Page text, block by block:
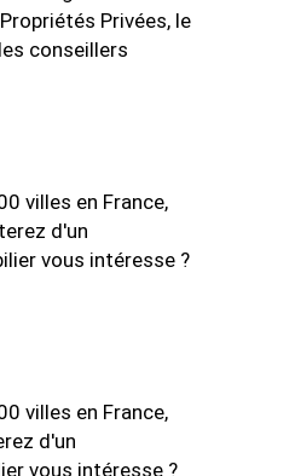
Privées, le
conseillers
villes en France,
d'un
vous intéresse ?
villes en France,
d'un
vous intéresse ?